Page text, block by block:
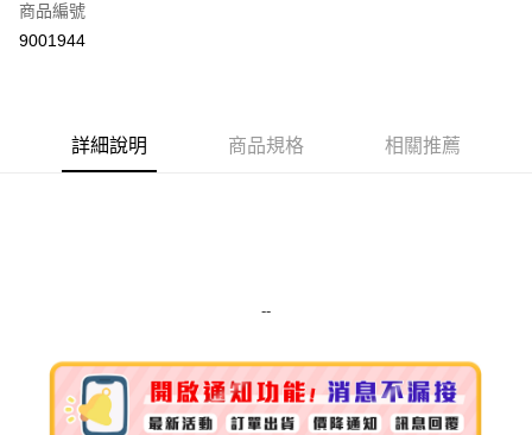
超商取貨付款
街口支付
全家取貨付款
每筆NT$80，滿NT$999(含以上)免運費
商品編號
9001944
詳細說明 商品規格 相關推薦
--